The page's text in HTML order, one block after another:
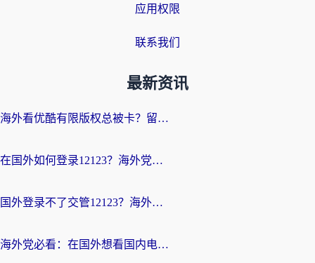
应用权限
联系我们
最新资讯
海外看优酷有限版权总被卡？留学生亲测有效的回国加速器选择指南
在国外如何登录12123？海外党必备的回国加速实用指南
国外登录不了交管12123？海外华人亲测有效的回国加速器选择指南
海外党必看：在国外想看国内电视剧用什么软件？3步解决地域限制